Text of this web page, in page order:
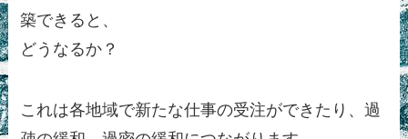
築できると、
どうなるか？
これは各地域で新たな仕事の受注ができたり、過